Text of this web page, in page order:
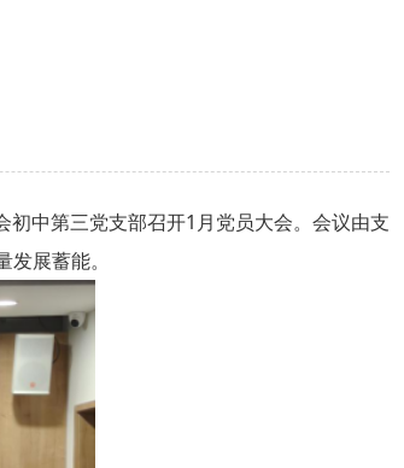
中第三党支部召开1月党员大会。会议由支
展蓄能。